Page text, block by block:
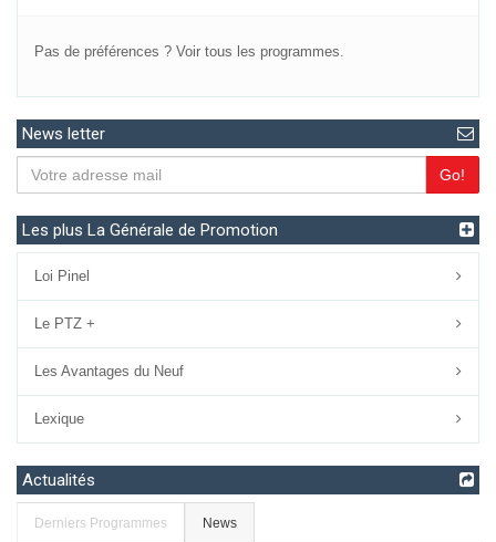
Pas de préférences ? Voir tous les programmes.
News letter
Go!
Les plus La Générale de Promotion
Loi Pinel
Le PTZ +
Les Avantages du Neuf
Lexique
Actualités
Derniers Programmes News